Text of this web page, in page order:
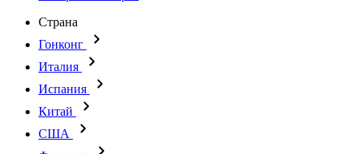
Страна
Гонконг
Италия
Испания
Китай
США